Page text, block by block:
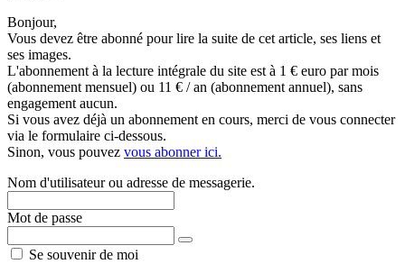
Bonjour,
Vous devez être abonné pour lire la suite de cet article, ses liens et
ses images.
L'abonnement à la lecture intégrale du site est à 1 € euro par mois
(abonnement mensuel) ou 11 € / an (abonnement annuel), sans
engagement aucun.
Si vous avez déjà un abonnement en cours, merci de vous connecter
via le formulaire ci-dessous.
Sinon, vous pouvez vous abonner ici.
Nom d'utilisateur ou adresse de messagerie.
Mot de passe
Se souvenir de moi